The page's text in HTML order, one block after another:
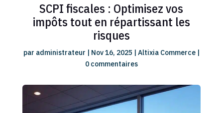
SCPI fiscales : Optimisez vos
impôts tout en répartissant les
risques
par administrateur | Nov 16, 2025 | Altixia Commerce|
0 commentaires